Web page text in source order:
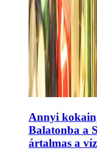
Annyi
Balatonba a
ártalmas a